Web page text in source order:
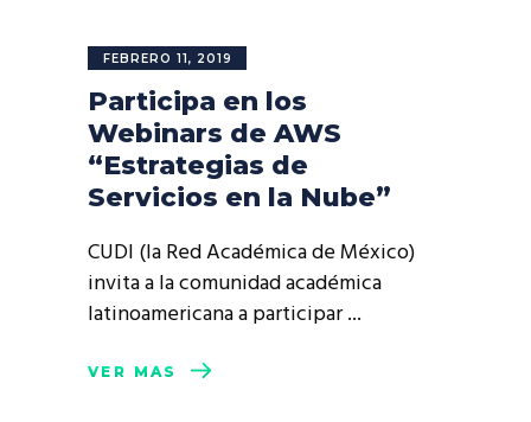
FEBRERO 11, 2019
Participa en los
Webinars de AWS
“Estrategias de
Servicios en la Nube”
CUDI (la Red Académica de México)
invita a la comunidad académica
latinoamericana a participar
VER MÁS